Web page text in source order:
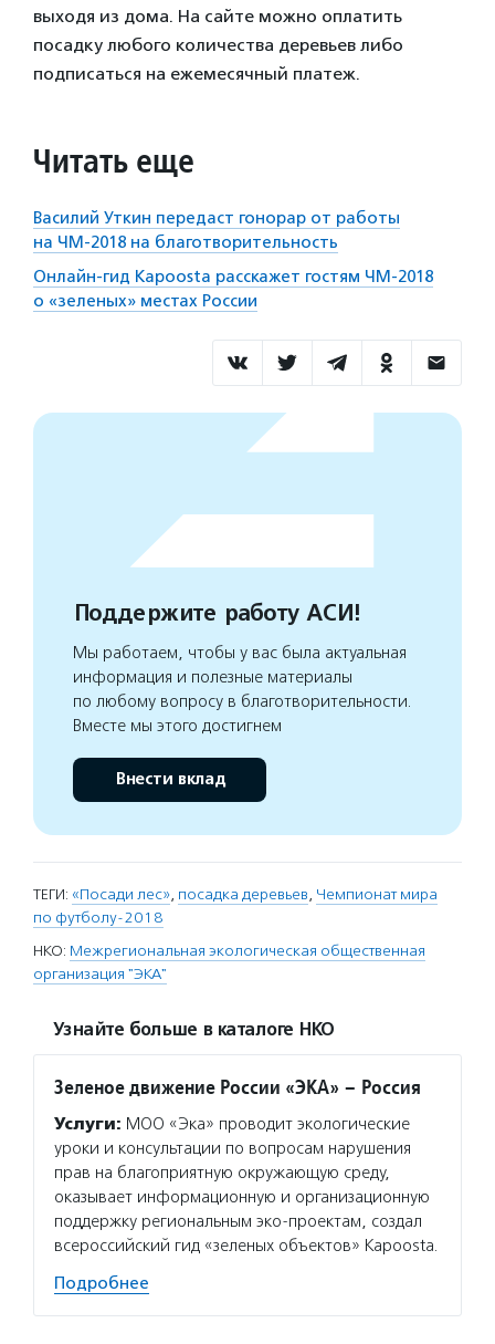
выходя из дома. На сайте можно оплатить
посадку любого количества деревьев либо
подписаться на ежемесячный платеж.
Читать еще
Василий Уткин передаст гонорар от работы
на ЧМ-2018 на благотворительность
Онлайн-гид Kapoosta расскажет гостям ЧМ-2018
о «зеленых» местах России
Поддержите работу АСИ!
Мы работаем, чтобы у вас была актуальная
информация и полезные материалы
по любому вопросу в благотворительности.
Вместе мы этого достигнем
Внести вклад
ТЕГИ: «Посади лес», посадка деревьев, Чемпионат мира
по футболу-2018
НКО: Межрегиональная экологическая общественная
организация "ЭКА"
Узнайте больше в каталоге НКО
Зеленое движение России «ЭКА» – Россия
Услуги: МОО «Эка» проводит экологические
уроки и консультации по вопросам нарушения
прав на благоприятную окружающую среду,
оказывает информационную и организационную
поддержку региональным эко-проектам, создал
всероссийский гид «зеленых объектов» Kapoosta.
Подробнее